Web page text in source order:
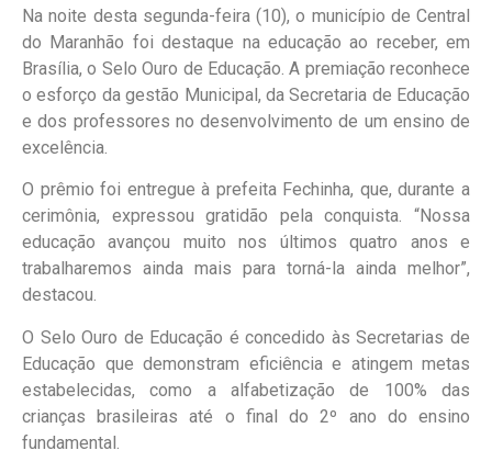
Na noite desta segunda-feira (10), o município de Central
do Maranhão foi destaque na educação ao receber, em
Brasília, o Selo Ouro de Educação. A premiação reconhece
o esforço da gestão Municipal, da Secretaria de Educação
e dos professores no desenvolvimento de um ensino de
excelência.
O prêmio foi entregue à prefeita Fechinha, que, durante a
cerimônia, expressou gratidão pela conquista. “Nossa
educação avançou muito nos últimos quatro anos e
trabalharemos ainda mais para torná-la ainda melhor”,
destacou.
O Selo Ouro de Educação é concedido às Secretarias de
Educação que demonstram eficiência e atingem metas
estabelecidas, como a alfabetização de 100% das
crianças brasileiras até o final do 2º ano do ensino
fundamental.